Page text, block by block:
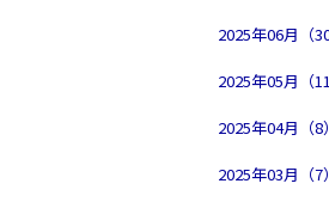
2025年06月（30
2025年05月（11
2025年04月（8）
2025年03月（7）